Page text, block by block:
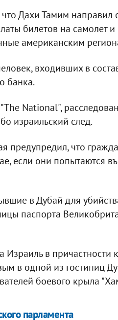
что Дахи Тамим
билетов на самолет и
американским
входивших в
банка.
National",
израильский след.
предупредил, что
если они попытаются
в Дубай для
паспорта
Израиль в причастности
в одной из гостиниц
боевого крыла
парламента